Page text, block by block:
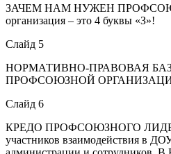
ЗАЧЕМ НАМ НУЖЕН ПРОФСОЮЗ
организация – это 4 буквы «З»!
Слайд 5
НОРМАТИВНО-ПРАВОВАЯ
ПРОФСОЮЗНОЙ
Слайд 6
КРЕДО ПРОФСОЮЗНОГО
участников взаимодействия в